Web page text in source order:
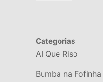
Categorias
AI Que Riso
Bumba na Fofinha